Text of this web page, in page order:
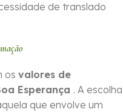
de translado
os valores de
Esperança . A escolha
que envolve um